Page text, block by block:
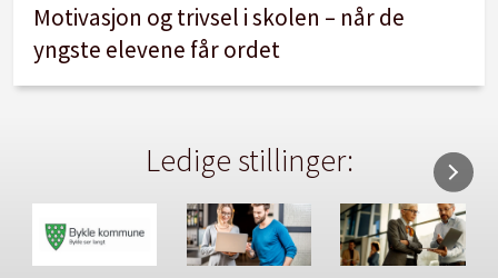
Motivasjon og trivsel i skolen – når de
yngste elevene får ordet
Ledige stillinger: